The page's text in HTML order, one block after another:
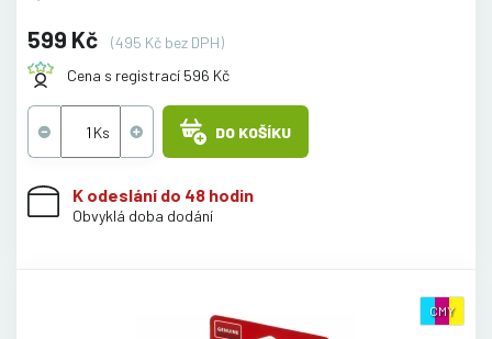
599 Kč
(495 Kč bez DPH)
Cena s registrací 596 Kč
DO KOŠÍKU
K odeslání do 48 hodin
Obvyklá doba dodání
CMY